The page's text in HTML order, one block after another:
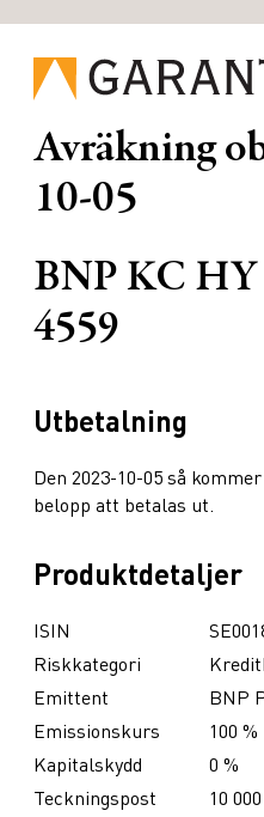
Avräkning
10-05
BNP KC HY
4559
Utbetalning
Den 2023-10-05 så
belopp att betalas ut.
Produktdetaljer
ISIN
Riskkategori
Emittent
BNP
Emissionskurs
100 %
Kapitalskydd
0 %
Teckningspost
10